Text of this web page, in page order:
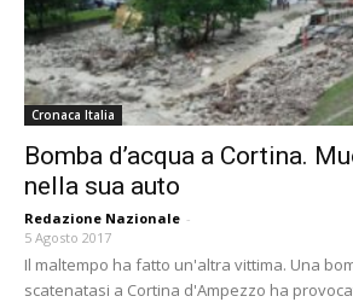
Cronaca Italia
Bomba d’acqua a Cortina.
nella sua auto
Redazione Nazionale -
5 Agosto 2017
Il maltempo ha fatto un'altra vittima. Una
scatenatasi a Cortina d'Ampezzo ha